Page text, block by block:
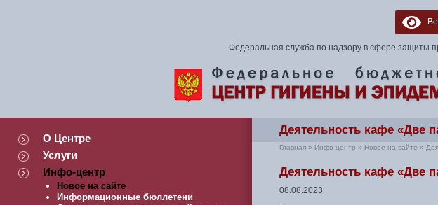
Федеральная служба по надзору в сфере защиты
О Центре
Услуги
Инфо-центр
Новое на сайте
Информационные бюллетени
Деятельность кафе «Две
Главная » Инфо-центр » Новое на сайте »
Деятельность кафе «Две
08.08.2023